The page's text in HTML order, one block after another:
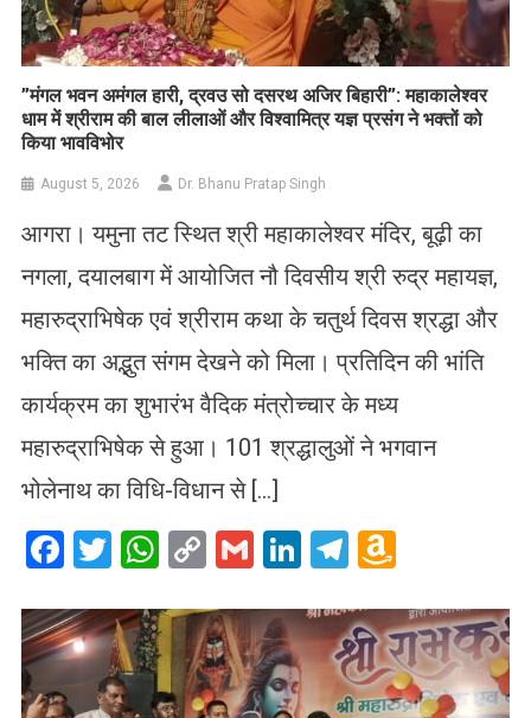
​”मंगल भवन अमंगल हारी, द्रवउ सो दसरथ अजिर बिहारी”: महाकालेश्वर
धाम में श्रीराम की बाल लीलाओं और विश्वामित्र यज्ञ प्रसंग ने भक्तों को
किया भावविभोर
August 5, 2026 Dr. Bhanu Pratap Singh
आगरा। यमुना तट स्थित श्री महाकालेश्वर मंदिर, बूढ़ी का
नगला, दयालबाग में आयोजित नौ दिवसीय श्री रुद्र महायज्ञ,
महारुद्राभिषेक एवं श्रीराम कथा के चतुर्थ दिवस श्रद्धा और
भक्ति का अद्भुत संगम देखने को मिला। प्रतिदिन की भांति
कार्यक्रम का शुभारंभ वैदिक मंत्रोच्चार के मध्य
महारुद्राभिषेक से हुआ। 101 श्रद्धालुओं ने भगवान
भोलेनाथ का विधि-विधान से […]
Facebook
Twitter
WhatsApp
CopyGmailLinkedIn
Telegram
List